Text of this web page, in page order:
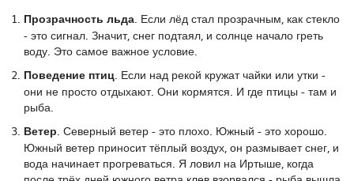
Прозрачность льда. Если лёд стал прозрачным, как стекло
- это сигнал. Значит, снег подтаял, и солнце начало греть
воду. Это самое важное условие.
Поведение птиц. Если над рекой кружат чайки или утки -
они не просто отдыхают. Они кормятся. И где птицы - там и
рыба.
Ветер. Северный ветер - это плохо. Южный - это хорошо.
Южный ветер приносит тёплый воздух, он размывает снег, и
вода начинает прогреваться. Я ловил на Иртыше, когда